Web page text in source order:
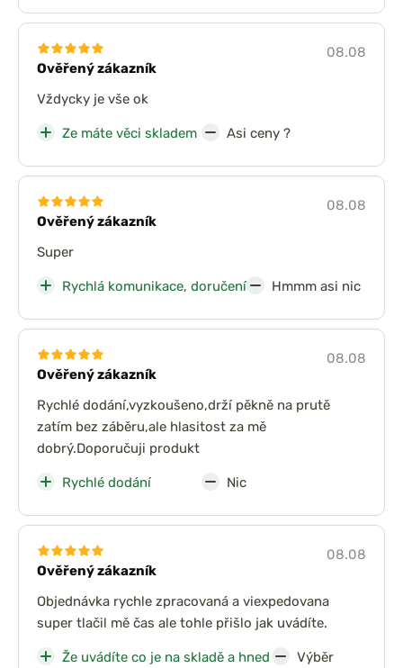
Ověřený zákazník
08.08
Vždycky je vše ok
Ze máte věci skladem Asi ceny ?
Ověřený zákazník
08.08
Super
Rychlá komunikace, doručení Hmmm asi nic
Ověřený zákazník
08.08
Rychlé dodání,vyzkoušeno,drží pěkně na prutě
zatím bez záběru,ale hlasitost za mě
dobrý.Doporučuji produkt
Rychlé dodání Nic
Ověřený zákazník
08.08
Objednávka rychle zpracovaná a viexpedovana
super tlačil mě čas ale tohle přišlo jak uvádíte.
Že uvádíte co je na skladě a hned
Výběr